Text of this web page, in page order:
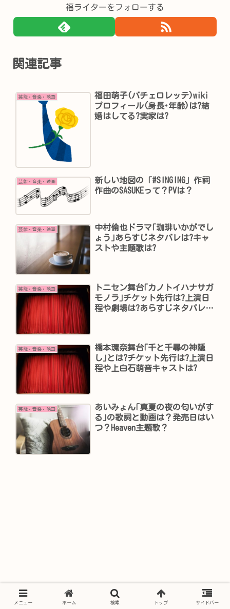
福ライターをフォローする
関連記事
芸能・音楽・映画
福田萌子(バチェロレッテ)wiki
プロフィール(身長･年齢)は?結
婚はしてる?実家は?
芸能・音楽・映画
新しい地図の「#SINGING」作詞
作曲のSASUKEって？PVは？
芸能・音楽・映画
中村倫也ドラマ｢珈琲いかがでし
ょう｣あらすじネタバレは?キャ
ストや主題歌は?
芸能・音楽・映画
トニセン舞台｢カノトイハナサガ
モノラ｣チケット先行は?上演日
程や劇場は?あらすじネタバレ
芸能・音楽・映画
橋本環奈舞台｢千と千尋の神隠
し｣とは?チケット先行は?上演日
程や上白石萌音キャストは?
芸能・音楽・映画
あいみょん｢真夏の夜の匂いがす
る｣の歌詞と動画は？発売日はい
つ？Heaven主題歌？
メニュー ホーム 検索 トップ サイドバー